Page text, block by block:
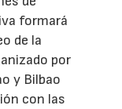
formará
de la
por
y Bilbao
con las